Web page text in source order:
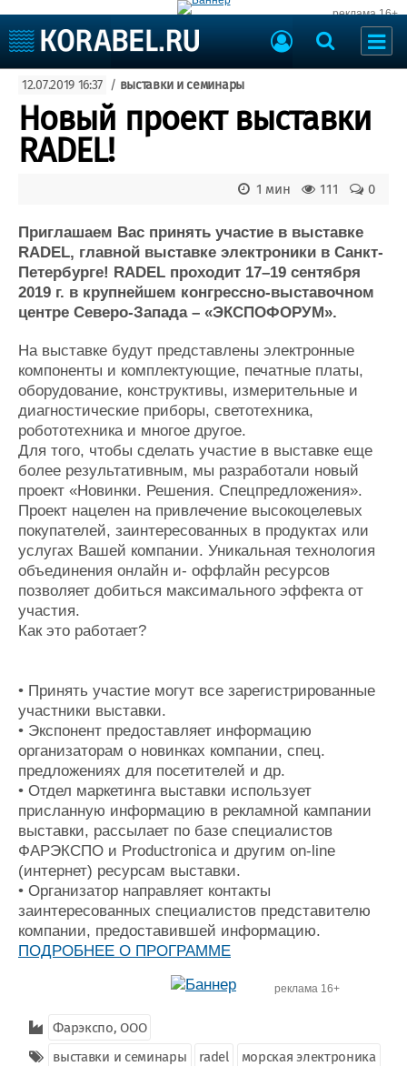
реклама 16+
Судоходство
Судоремонт
События
Пресс-релизы
Порты
Еще
Судостроение
Пульс
Новости
Репутация
Работа
Крюинг
Журнал
Реклама
Торговая площадка
Доска объявлений
Продажа флота
Изделия
Материалы
Услуги
Конференции
Выставки и семинары
Личности
Словарь
Флот
Галерея флота
Форум
Отзывы
Все службы
12.07.2019 16:37 / выставки и семинары
Новый проект выставки
RADEL!
0
111
1 мин
Приглашаем Вас принять участие в выставке
RADEL, главной выставке электроники в Санкт-
Петербурге! RADEL проходит 17–19 сентября
2019 г. в крупнейшем конгрессно-выставочном
центре Северо-Запада – «ЭКСПОФОРУМ».
На выставке будут представлены электронные
компоненты и комплектующие, печатные платы,
оборудование, конструктивы, измерительные и
диагностические приборы, светотехника,
робототехника и многое другое.
Для того, чтобы сделать участие в выставке еще
более результативным, мы разработали новый
проект «Новинки. Решения. Спецпредложения».
Проект нацелен на привлечение высокоцелевых
покупателей, заинтересованных в продуктах или
услугах Вашей компании. Уникальная технология
объединения онлайн и- оффлайн ресурсов
позволяет добиться максимального эффекта от
участия.
Как это работает?
• Принять участие могут все зарегистрированные
участники выставки.
• Экспонент предоставляет информацию
организаторам о новинках компании, спец.
предложениях для посетителей и др.
• Отдел маркетинга выставки использует
присланную информацию в рекламной кампании
выставки, рассылает по базе специалистов
ФАРЭКСПО и Productronica и другим on-line
(интернет) ресурсам выставки.
• Организатор направляет контакты
заинтересованных специалистов представителю
компании, предоставившей информацию.
ПОДРОБНЕЕ О ПРОГРАММЕ
реклама 16+
Фарэкспо, ООО
выставки и семинары
radel морская электроника